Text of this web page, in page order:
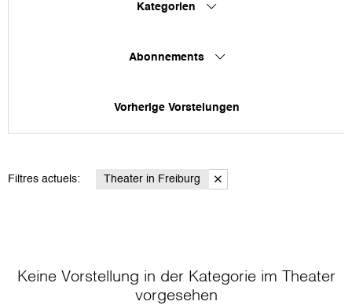
Kategorien
Abonnements
Vorherige Vorstelungen
Filtres actuels: Theater in Freiburg
Keine Vorstellung in der Kategorie im Theater
vorgesehen